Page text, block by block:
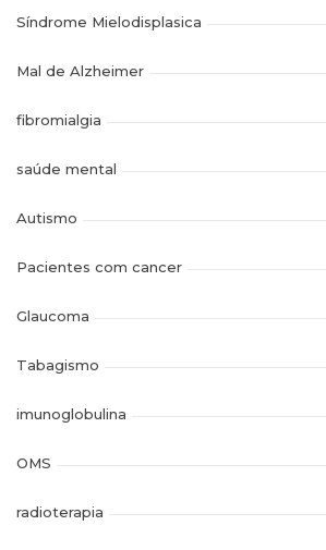
Síndrome Mielodisplasica
Mal de Alzheimer
fibromialgia
saúde mental
Autismo
Pacientes com cancer
Glaucoma
Tabagismo
imunoglobulina
OMS
radioterapia